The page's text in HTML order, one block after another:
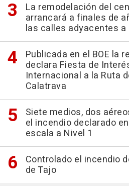
La remodelación del
arrancará a finales de
las calles adyacentes a
Publicada en el BOE la
declara Fiesta de
Internacional a la Ruta
Calatrava
Siete medios, dos
el incendio declarado
escala a Nivel 1
Controlado el incendio
de Tajo